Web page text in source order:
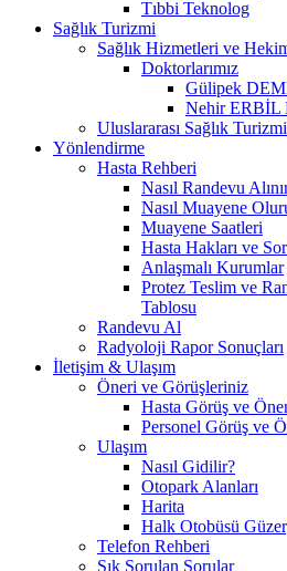
Tıbbi Teknolog
Sağlık Turizmi
Sağlık Hizmetleri ve
Doktorlarımız
Gülipek
Nehir
Uluslararası Sağlık
Yönlendirme
Hasta Rehberi
Nasıl Randevu
Nasıl Muayene
Muayene Saatleri
Hasta Hakları ve
Anlaşmalı Kurumlar
Protez Teslim ve
Tablosu
Randevu Al
Radyoloji Rapor Sonuçları
İletişim & Ulaşım
Öneri ve Görüşleriniz
Hasta Görüş ve
Personel Görüş ve
Ulaşım
Nasıl Gidilir?
Otopark Alanları
Harita
Halk Otobüsü
Telefon Rehberi
Sık Sorulan Sorular